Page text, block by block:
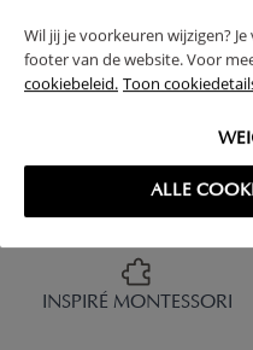
Wil jij je voorkeuren wijzigen?
footer van de website. Voor
cookiebeleid. Toon
ALLE
INSPIRÉ MONTESSORI